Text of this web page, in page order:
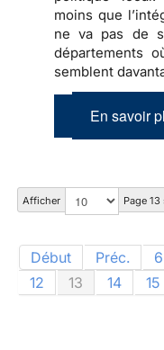
moins que
ne va pas de
départements
semblent
En savoir
Afficher Page 13
Début Préc. 6
12
13 14 15